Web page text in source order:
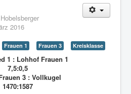
2016
Frauen 1 Frauen 3 Kreisklasse
1 : Lohhof Frauen 1
7,5:0,5
3 : Vollkugel
1470:1587